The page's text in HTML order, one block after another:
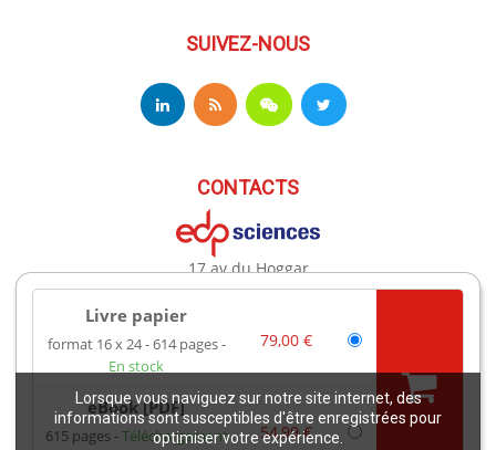
Lorsque vous naviguez sur notre site internet, des
informations sont susceptibles d'être enregistrées pour
optimiser votre expérience.
Livre papier
format 16 x 24 614 pages
En stock
79,00 €
eBook [PDF]
615 pages
Téléchargement
54,99 €
SUIVEZ-NOUS
CONTACTS
17 av du Hoggar
91944 Les Ulis Cedex A France
Téléphone : +33 (0)1 69 18 75 75
Email : books@edpsciences.org
Ouvert du Lundi au Vendredi, de 9h30 à 16h30
Mentions légales